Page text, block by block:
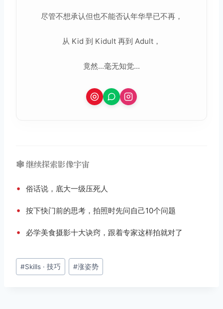
尽管不想承认但也不能否认年华早已不再，
从 Kid 到 Kidult 再到 Adult，
竟然...毫无知觉...
🕸️ 继续探索影像宇宙
• 俗话说，底大一级压死人
• 按下快门前的思考，拍照时先问自己10个问题
• 必学美食摄影十大诀窍，跟着专家这样拍就对了
文
章
#Skills · 技巧 #涨姿势